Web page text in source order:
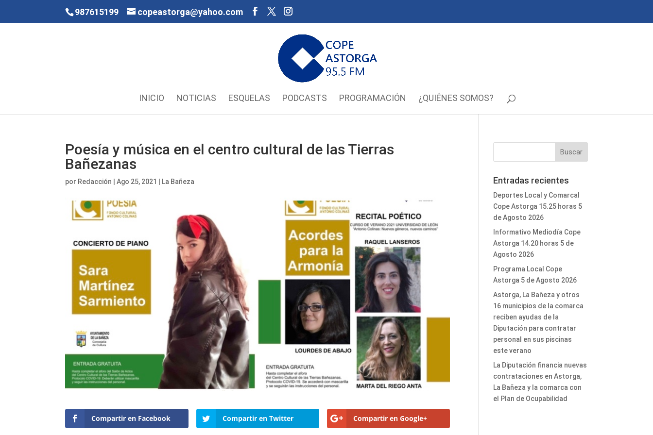
987615199 copeastorga@yahoo.com
INICIO NOTICIAS ESQUELAS PODCASTS PROGRAMACIÓN ¿QUIÉNES SOMOS?
Poesía y música en el centro cultural de las Tierras
Bañezanas
por Redacción |Ago 25, 2021 La Bañeza
Compartir en Facebook Compartir en Twitter Compartir en Google+
Entradas recientes
Deportes Local y Comarcal
Cope Astorga 15.25 horas 5
de Agosto 2026
Informativo Mediodía Cope
Astorga 14.20 horas 5 de
Agosto 2026
Programa Local Cope
Astorga 5 de Agosto 2026
Astorga, La Bañeza y otros
16 municipios de la comarca
reciben ayudas de la
Diputación para contratar
personal en sus piscinas
este verano
La Diputación financia nuevas
contrataciones en Astorga,
La Bañeza y la comarca con
el Plan de Ocupabilidad